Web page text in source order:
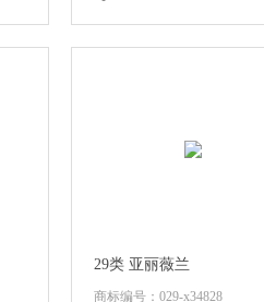
29类 亚丽薇兰
商标编号：029-x34828